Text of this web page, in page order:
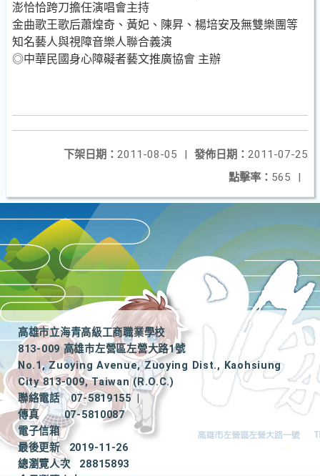
澎恰恰跨刀擔任演唱會主持
金曲歌王歌后蕭煌奇、黃妃、陳昇、楊培安及無雙樂團等
知名藝人與視障音樂人聯合義演
◎中華民國身心障礙者藝文推廣協會 主辦
發佈日期： 2011-07-25
下架日期： 2011-08-05
|
點擊率： 565 |
高雄市立海青高級工商職業學校
813-009 高雄市左營區左營大路1號
No.1, Zuoying Avenue, Zuoying Dist., Kaohsiung
City 813-009, Taiwan (R.O.C.)
聯絡電話
07-5819155
|
傳真
07-5810087
電子信箱
最後更新
2019-11-26
總瀏覽人次
28815893